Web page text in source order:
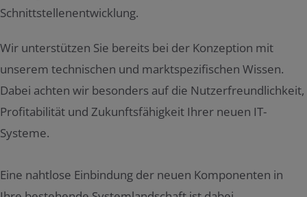
Schnittstellenentwicklung.
Wir unterstützen Sie bereits bei der Konzeption mit
unserem technischen und marktspezifischen Wissen.
Dabei achten wir besonders auf die Nutzerfreundlichkeit,
Profitabilität und Zukunftsfähigkeit Ihrer neuen IT-
Systeme.
Eine nahtlose Einbindung der neuen Komponenten in